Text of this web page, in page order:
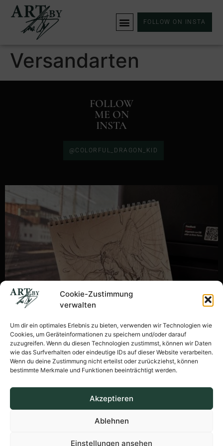
Cookie-Zustimmung
verwalten
Um dir ein optimales Erlebnis zu bieten, verwenden wir Technologien wie
Cookies, um Geräteinformationen zu speichern und/oder darauf
zuzugreifen. Wenn du diesen Technologien zustimmst, können wir Daten
wie das Surfverhalten oder eindeutige IDs auf dieser Website verarbeiten.
Wenn du deine Zustimmung nicht erteilst oder zurückziehst, können
bestimmte Merkmale und Funktionen beeinträchtigt werden.
Akzeptieren
Ablehnen
Einstellungen ansehen
FOLLOW ON INSTA
Versandarten
FOLLOW
ME ON
INSTA
@COLORFUL_DRAGON_KID
© Made by Anna